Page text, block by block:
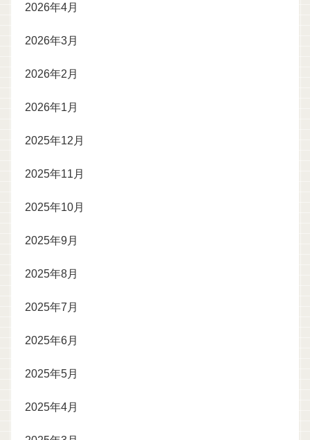
2026年4月
2026年3月
2026年2月
2026年1月
2025年12月
2025年11月
2025年10月
2025年9月
2025年8月
2025年7月
2025年6月
2025年5月
2025年4月